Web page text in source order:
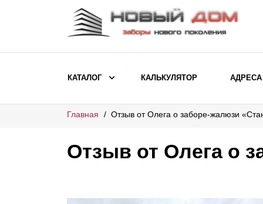
КАТАЛОГ
ВЫБОР ПО МОДЕЛИ
Заборы Хай-тек
КАЛЬКУЛЯТОР
Главная Отзыв от Олега о заборе-жалюзи
Отзыв от Олега о